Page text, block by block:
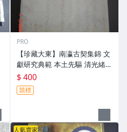
PRO
【珍藏大東】南瀛古契集錦 文
獻研究典範 本土先驅 清光緒丈
單 執照 賣地契 契尾 聯保公約
等 詹評仁編著
$ 400
競標
人氣賣家